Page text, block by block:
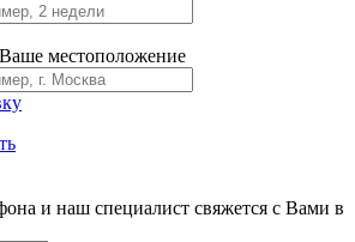
местоположение
и наш специалист свяжется с Вами в